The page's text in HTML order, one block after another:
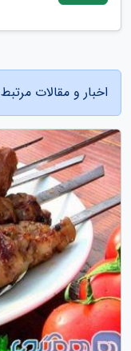
اخبار و مقالات مرتبط